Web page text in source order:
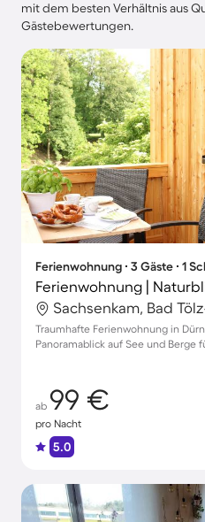
mit dem besten Verhältnis aus
Gästebewertungen.
Ferienwohnung ∙ 3 Gäste ∙ 1
Ferienwohnung |
Traumhafte Ferienwohnung in
Panoramablick auf See und Berge
ab 99 €
pro Nacht
5.0